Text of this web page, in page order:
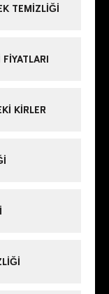
TEMIZLIĞI
KIRLER